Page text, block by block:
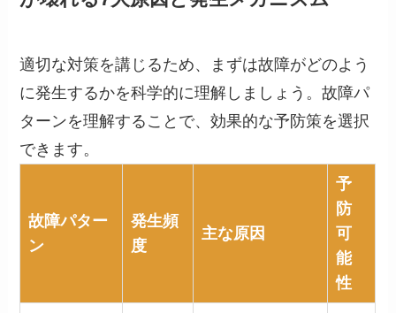
適切な対策を講じるため、まずは故障がどのよう
に発生するかを科学的に理解しましょう。故障パ
ターンを理解することで、効果的な予防策を選択
できます。
故障パター
ン
発生頻
度
主な原因
予
防
可
能
性